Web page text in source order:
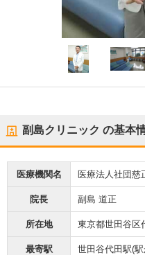
副島クリニック の基本
医療機関名 医療法人社団慈
院長 副島 道正
所在地 東京都世田谷区
最寄駅 世田谷代田駅(駅